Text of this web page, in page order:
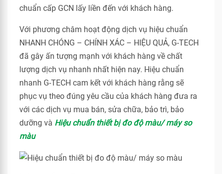
chuẩn cấp GCN lấy liền đến với khách hàng.
Với phương châm hoạt động dịch vụ hiệu chuẩn
NHANH CHÓNG – CHÍNH XÁC – HIỆU QUẢ, G-TECH
đã gây ấn tượng mạnh với khách hàng về chất
lượng dịch vụ nhanh nhất hiện nay. Hiệu chuẩn
nhanh G-TECH cam kết với khách hàng rằng sẽ
phục vụ theo đúng yêu cầu của khách hàng đưa ra
với các dịch vụ mua bán, sửa chữa, bảo trì, bảo
dưỡng và Hiệu chuẩn thiết bị đo độ màu/ máy so
màu